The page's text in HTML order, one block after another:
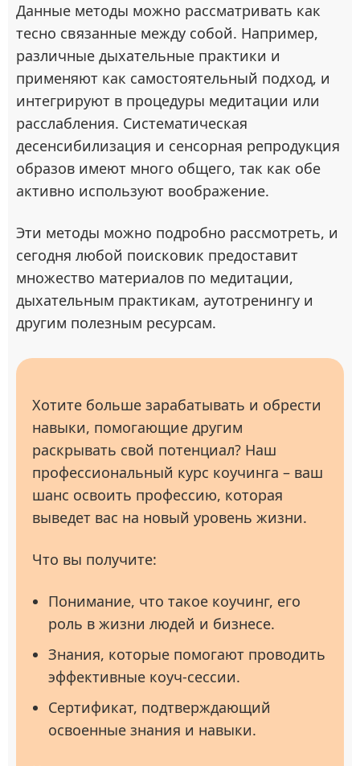
Данные методы можно рассматривать как
тесно связанные между собой. Например,
различные дыхательные практики и
применяют как самостоятельный подход, и
интегрируют в процедуры медитации или
расслабления. Систематическая
десенсибилизация и сенсорная репродукция
образов имеют много общего, так как обе
активно используют воображение.
Эти методы можно подробно рассмотреть, и
сегодня любой поисковик предоставит
множество материалов по медитации,
дыхательным практикам, аутотренингу и
другим полезным ресурсам.
Хотите больше зарабатывать и обрести
навыки, помогающие другим
раскрывать свой потенциал? Наш
профессиональный курс коучинга – ваш
шанс освоить профессию, которая
выведет вас на новый уровень жизни.
Что вы получите:
Понимание, что такое коучинг, его
роль в жизни людей и бизнесе.
Знания, которые помогают проводить
эффективные коуч-сессии.
Сертификат, подтверждающий
освоенные знания и навыки.